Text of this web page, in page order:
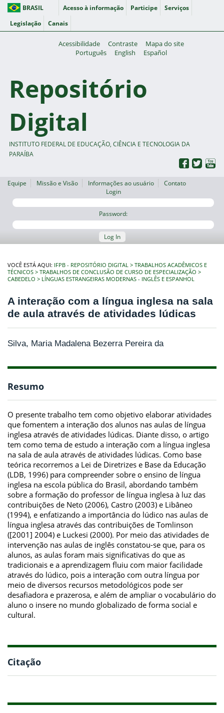
BRASIL Acesso à informação Participe
Serviços
Legislação
Canais
Acessibilidade Contraste
Mapa do site
Português
English Español
Repositório
Digital
INSTITUTO FEDERAL DE EDUCAÇÃO, CIÊNCIA E TECNOLOGIA DA
PARAÍBA
Equipe Missão e Visão Informações ao usuário
Contato
Login
Password:
Log In
VOCÊ ESTÁ AQUI: IFPB - REPOSITÓRIO DIGITAL
TRABALHOS ACADÊMICOS E
TÉCNICOS
TRABALHOS DE CONCLUSÃO DE CURSO DE ESPECIALIZAÇÃO
CABEDELO
LÍNGUAS ESTRANGEIRAS MODERNAS - INGLÊS E ESPANHOL
A interação com a língua inglesa na sala
de aula através de atividades lúdicas
Silva, Maria Madalena Bezerra Pereira da
Resumo
O presente trabalho tem como objetivo elaborar atividades
que fomentem a interação dos alunos nas aulas de língua
inglesa através de atividades lúdicas. Diante disso, o artigo
tem como tema de estudo a interação com a língua inglesa
na sala de aula através de atividades lúdicas. Como base
teórica recorremos a Lei de Diretrizes e Base da Educação
(LDB, 1996) para compreender sobre o ensino de língua
inglesa na escola pública do Brasil, abordando também
sobre a formação do professor de língua inglesa à luz das
contribuições de Neto (2006), Castro (2003) e Libâneo
(1994), e enfatizando a importância do lúdico nas aulas de
língua inglesa através das contribuições de Tomlinson
([2001] 2004) e Luckesi (2000). Por meio das atividades de
intervenção nas aulas de inglês constatou-se que, para os
alunos, as aulas foram mais significativas do que as
tradicionais e a aprendizagem fluiu com maior facilidade
através do lúdico, pois a interação com outra língua por
meio de diversos recursos metodológicos pode ser
desafiadora e prazerosa, e além de ampliar o vocabulário do
aluno o insere no mundo globalizado de forma social e
cultural.
Citação